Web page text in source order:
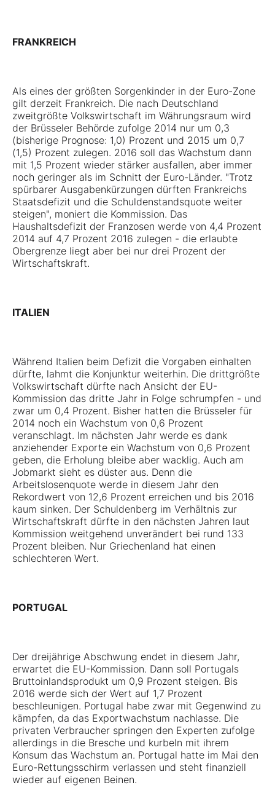
FRANKREICH
Als eines der größten Sorgenkinder in der Euro-Zone
gilt derzeit Frankreich. Die nach Deutschland
zweitgrößte Volkswirtschaft im Währungsraum wird
der Brüsseler Behörde zufolge 2014 nur um 0,3
(bisherige Prognose: 1,0) Prozent und 2015 um 0,7
(1,5) Prozent zulegen. 2016 soll das Wachstum dann
mit 1,5 Prozent wieder stärker ausfallen, aber immer
noch geringer als im Schnitt der Euro-Länder. "Trotz
spürbarer Ausgabenkürzungen dürften Frankreichs
Staatsdefizit und die Schuldenstandsquote weiter
steigen", moniert die Kommission. Das
Haushaltsdefizit der Franzosen werde von 4,4 Prozent
2014 auf 4,7 Prozent 2016 zulegen - die erlaubte
Obergrenze liegt aber bei nur drei Prozent der
Wirtschaftskraft.
ITALIEN
Während Italien beim Defizit die Vorgaben einhalten
dürfte, lahmt die Konjunktur weiterhin. Die drittgrößte
Volkswirtschaft dürfte nach Ansicht der EU-
Kommission das dritte Jahr in Folge schrumpfen - und
zwar um 0,4 Prozent. Bisher hatten die Brüsseler für
2014 noch ein Wachstum von 0,6 Prozent
veranschlagt. Im nächsten Jahr werde es dank
anziehender Exporte ein Wachstum von 0,6 Prozent
geben, die Erholung bleibe aber wacklig. Auch am
Jobmarkt sieht es düster aus. Denn die
Arbeitslosenquote werde in diesem Jahr den
Rekordwert von 12,6 Prozent erreichen und bis 2016
kaum sinken. Der Schuldenberg im Verhältnis zur
Wirtschaftskraft dürfte in den nächsten Jahren laut
Kommission weitgehend unverändert bei rund 133
Prozent bleiben. Nur Griechenland hat einen
schlechteren Wert.
PORTUGAL
Der dreijährige Abschwung endet in diesem Jahr,
erwartet die EU-Kommission. Dann soll Portugals
Bruttoinlandsprodukt um 0,9 Prozent steigen. Bis
2016 werde sich der Wert auf 1,7 Prozent
beschleunigen. Portugal habe zwar mit Gegenwind zu
kämpfen, da das Exportwachstum nachlasse. Die
privaten Verbraucher springen den Experten zufolge
allerdings in die Bresche und kurbeln mit ihrem
Konsum das Wachstum an. Portugal hatte im Mai den
Euro-Rettungsschirm verlassen und steht finanziell
wieder auf eigenen Beinen.